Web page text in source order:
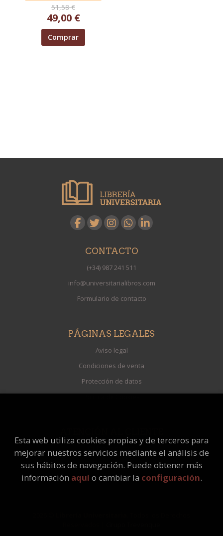
51,58 €
49,00 €
Comprar
CONTACTO
(+34) 987 241 511
info@universitarialibros.com
Formulario de contacto
PÁGINAS LEGALES
Aviso legal
Condiciones de venta
Protección de datos
Política de Cookies
Quiénes somos
Pedidos especiales
Esta web utiliza cookies propias y de terceros para
mejorar nuestros servicios mediante el análisis de
sus hábitos de navegación. Puede obtener más
información aquío cambiar la configuración.